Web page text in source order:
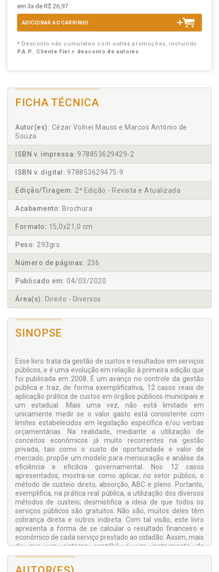
em 3x de R$ 26,97
ADICIONAR AO CARRINHO
* Desconto não cumulativo com outras promoções, incluindo
P.A.P., Cliente Fiel e desconto de autores
FICHA TÉCNICA
Autor(es): Cézar Volnei Mauss e Marcos Antônio de
Souza
ISBN v. impressa: 978853629429-2
ISBN v. digital: 978853629475-9
Edição/Tiragem: 2ª Edição - Revista e Atualizada
Acabamento: Brochura
Formato: 15,0x21,0 cm
Peso: 293grs.
Número de páginas: 236
Publicado em: 04/03/2020
Área(s): Direito - Diversos
SINOPSE
Esse livro trata da gestão de custos e resultados em serviços
públicos, e é uma evolução em relação à primeira edição que
foi publicada em 2008. É um avanço no controle da gestão
pública e traz, de forma exemplificativa, 12 casos reais de
aplicação prática de custos em órgãos públicos municipais e
um estadual. Mais uma vez, não está limitado em
unicamente medir se o valor gasto está consistente com
limites estabelecidos em legislação especí­fica e/ou verbas
orçamentárias. Na realidade, mediante a utili­zação de
conceitos econômicos já muito recorrentes na gestão
privada, tais como o custo de oportunidade e valor de
mercado, propõe um modelo para mensuração e análise da
eficiência e eficácia governamental. Nos 12 casos
apresentados, mostra-se como aplicar, no setor público, o
método de custeio direto, ab­sorção, ABC e pleno. Portanto,
exemplifica, na prática real pública, a utilização dos diversos
métodos de custeio; desmistifica a ideia de que todos os
serviços públicos são gratuitos. Não são, muitos deles têm
cobrança direta e outros indireta. Com tal visão, este livro
apresenta a forma de se calcular o resultado financeiro e
econômico de cada serviço prestado ao cidadão. Assim, mais
do que um sistema contábil, é um instrumento de
planejamento e controle da gestão pública sob o aspecto
financeiro e econômico. A contribuição do livro está em